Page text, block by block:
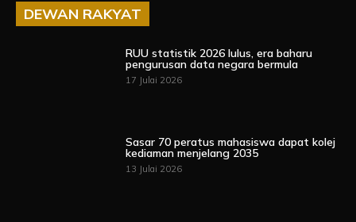
DEWAN RAKYAT
RUU statistik 2026 lulus, era baharu
pengurusan data negara bermula
17 Julai 2026
Sasar 70 peratus mahasiswa dapat kolej
kediaman menjelang 2035
13 Julai 2026